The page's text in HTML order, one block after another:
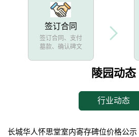
签订合同
签订合同、支付
墓款、确认碑文
陵园动态
行业动态